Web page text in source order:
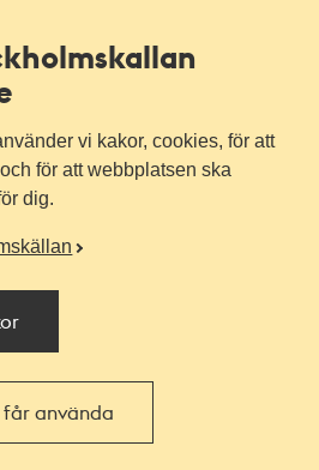
vi kakor, cookies, för att
för att webbplatsen ska
dig.
får använda